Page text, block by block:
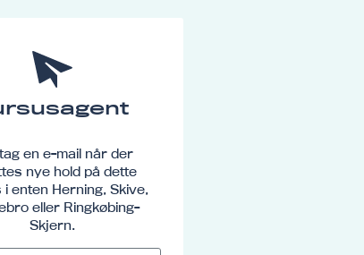
en e-mail når der
nye hold på dette
enten Herning, Skive,
eller Ringkøbing-
Skjern.